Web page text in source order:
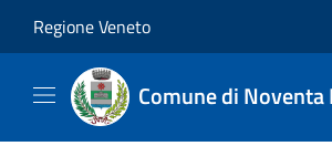
Regione Veneto
Comune di Noventa